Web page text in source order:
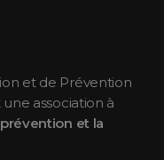
et de Prévention
association à
prévention et la